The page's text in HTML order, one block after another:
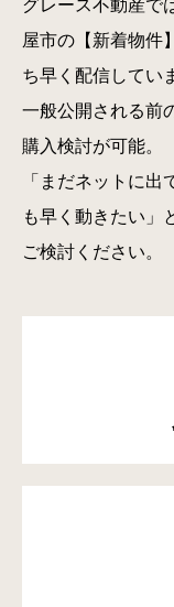
グレース不動産で
屋市の【新着物件
ち早く配信してい
一般公開される前
購入検討が可能。
「まだネットに出
も早く動きたい」
ご検討ください。